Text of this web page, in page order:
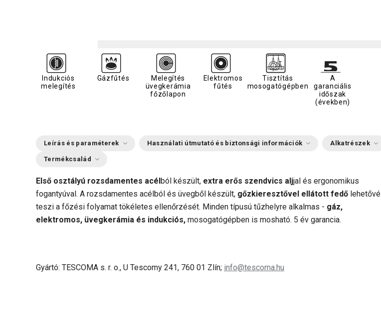
Indukciós
melegítés
Gázfűtés
Melegítés
üvegkerámia
főzőlapon
Elektromos
fűtés
Tisztítás
mosogatógépben
A
garanciális
időszak
(években)
Leírás és paraméterek Használati útmutató és biztonsági információk Alkatrészek
Termékcsalád
Első osztályú rozsdamentes acélból készült, extra erős szendvics aljjal és ergonomikus
fogantyúval. A rozsdamentes acélból és üvegből készült, gőzkieresztővel ellátott fedő lehetővé
teszi a főzési folyamat tökéletes ellenőrzését. Minden típusú tűzhelyre alkalmas - gáz,
elektromos, üvegkerámia és indukciós, mosogatógépben is mosható. 5 év garancia.
Gyártó: TESCOMA s. r. o., U Tescomy 241, 760 01 Zlín; info@tescoma.hu